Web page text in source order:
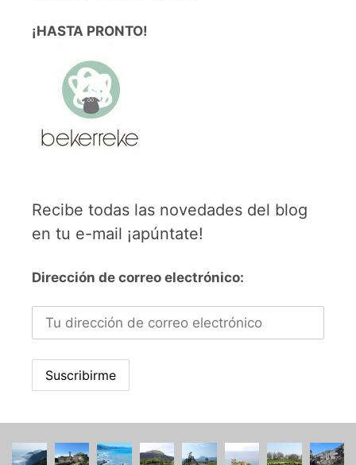
¡HASTA PRONTO!
Recibe todas las novedades del blog
en tu e-mail ¡apúntate!
Dirección de correo electrónico: